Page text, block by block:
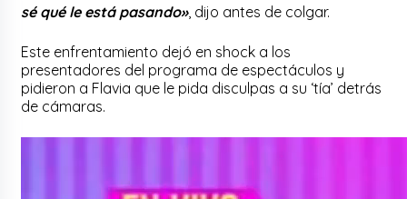
sé qué le está pasando», dijo antes de colgar.
Este enfrentamiento dejó en shock a los
presentadores del programa de espectáculos y
pidieron a Flavia que le pida disculpas a su ‘tía’ detrás
de cámaras.